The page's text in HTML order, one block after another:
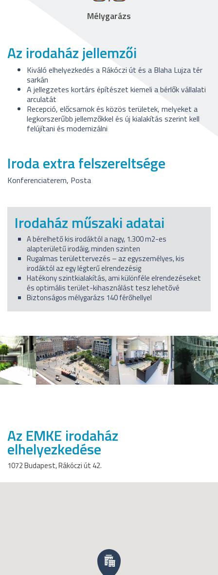
Mélygarázs
Az irodaház jellemzői
Kiváló elhelyezkedés a Rákóczi út és a Blaha Lujza tér
sarkán
A jellegzetes kortárs építészet kiemeli a bérlők vállalati
arculatát
Recepció, előcsarnok és közös területek, melyeket a
legkorszerűbb jellemzőkkel és új kialakítás szerint kell
felújítani és modernizálni
Iroda extra felszereltsége
Konferenciaterem, Posta
Irodaház műszaki adatai
A bérelhető kis irodáktól a nagy, 1.300 m2-es
alapterületű irodáig, minden szinten
Rugalmas területtervezés – az egyszemélyes, kis
irodáktól az egy légterű elrendezésig
Hatékony szintkialakítás, ami különféle elrendezéseket
és optimális terület-kihasználást tesz lehetővé
Biztonságos mélygarázs 140 férőhellyel
Az EMKE irodaház
elhelyezkedése
1072 Budapest, Rákóczi út 42.